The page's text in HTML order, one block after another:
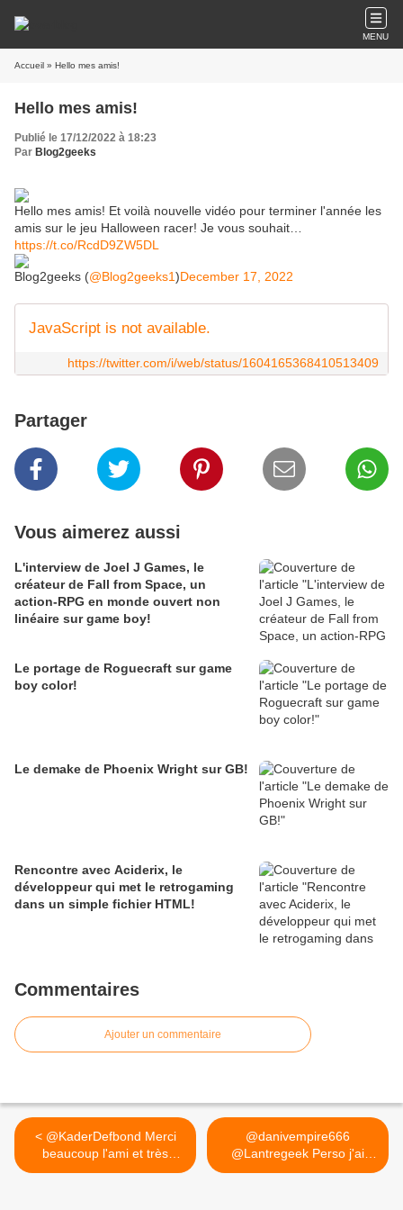
MENU
Accueil » Hello mes amis!
Hello mes amis!
Publié le 17/12/2022 à 18:23
Par Blog2geeks
Hello mes amis! Et voilà nouvelle vidéo pour terminer l'année les
amis sur le jeu Halloween racer! Je vous souhait…
https://t.co/RcdD9ZW5DL
Blog2geeks (@Blog2geeks1)December 17, 2022
JavaScript is not available.
https://twitter.com/i/web/status/1604165368410513409
Partager
Vous aimerez aussi
L'interview de Joel J Games, le
créateur de Fall from Space, un
action-RPG en monde ouvert non
linéaire sur game boy!
Le portage de Roguecraft sur game
boy color!
Le demake de Phoenix Wright sur GB!
Rencontre avec Aciderix, le
développeur qui met le retrogaming
dans un simple fichier HTML!
Commentaires
Ajouter un commentaire
< @KaderDefbond Merci
beaucoup l'ami et très
bonne...
@danivempire666
@Lantregeek Perso j'ai
bien aimé... >